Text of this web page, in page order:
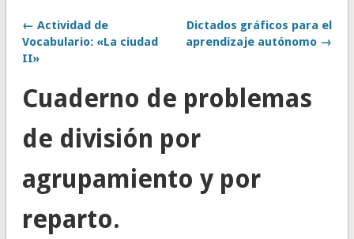
← Actividad de
Vocabulario: «La ciudad
II»
Dictados gráficos para el
aprendizaje autónomo →
Cuaderno de problemas
de división por
agrupamiento y por
reparto.